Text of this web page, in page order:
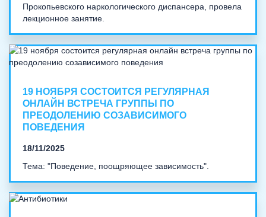
Прокопьевского наркологического диспансера, провела
лекционное занятие.
19 НОЯБРЯ СОСТОИТСЯ РЕГУЛЯРНАЯ
ОНЛАЙН ВСТРЕЧА ГРУППЫ ПО
ПРЕОДОЛЕНИЮ СОЗАВИСИМОГО
ПОВЕДЕНИЯ
18/11/2025
Тема: "Поведение, поощряющее зависимость".